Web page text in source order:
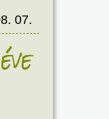
07.
éve